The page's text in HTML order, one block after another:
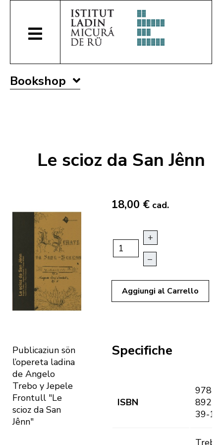
Bookshop
Le scioz da San Jênn
Publicaziun sön
l’opereta ladina
de Angelo
Trebo y Jepele
Frontull "Le
scioz da San
Jênn"
18,00 € cad.
+
–
Aggiungi al Carrello
Specifiche
ISBN
978-
39-1